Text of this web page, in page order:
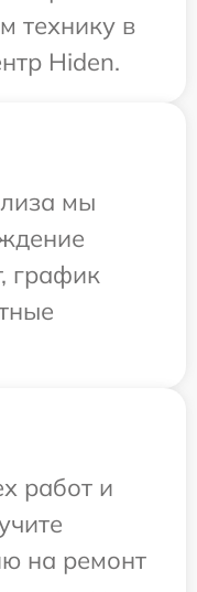
технику в
Hiden.
мы
график
работ и
на ремонт